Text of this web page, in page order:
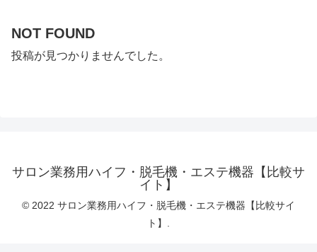
NOT FOUND
投稿が見つかりませんでした。
サロン業務用ハイフ・脱毛機・エステ機器【比較サ
イト】
© 2022 サロン業務用ハイフ・脱毛機・エステ機器【比較サイ
ト】.